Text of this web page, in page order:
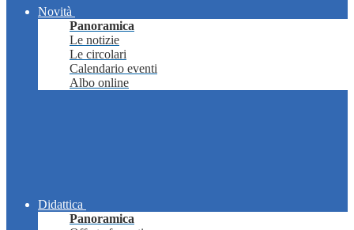
Novità
Panoramica
Le notizie
Le circolari
Calendario eventi
Albo online
Didattica
Panoramica